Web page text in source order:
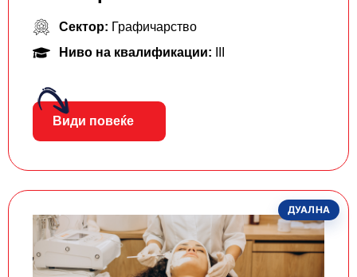
Сектор: Графичарство
Ниво на квалификации:
Види повеќе
ДУАЛНА